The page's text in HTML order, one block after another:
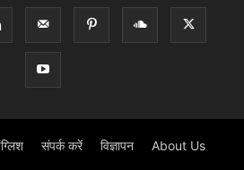
संपर्क करें विज्ञापन About Us